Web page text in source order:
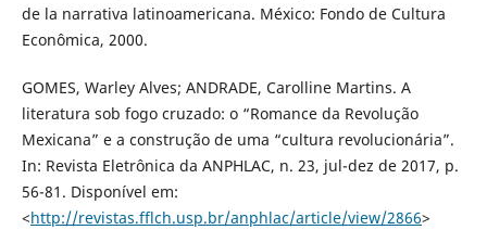
de la narrativa latinoamericana. México: Fondo de Cultura
Econômica, 2000.
GOMES, Warley Alves; ANDRADE, Carolline Martins. A
literatura sob fogo cruzado: o “Romance da Revolução
Mexicana” e a construção de uma “cultura revolucionária”.
In: Revista Eletrônica da ANPHLAC, n. 23, jul-dez de 2017, p.
56-81. Disponível em:
<http://revistas.fflch.usp.br/anphlac/article/view/2866>